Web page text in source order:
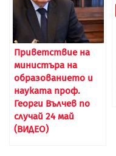
Приветствие на
министъра на
образованието и
науката проф.
Георги Вълчев по
случай 24 май
(ВИДЕО)